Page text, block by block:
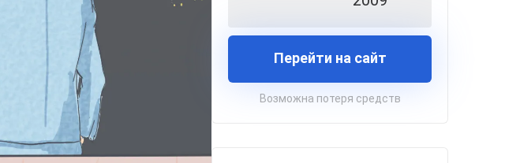
Перейти на сайт
Возможна потеря средств